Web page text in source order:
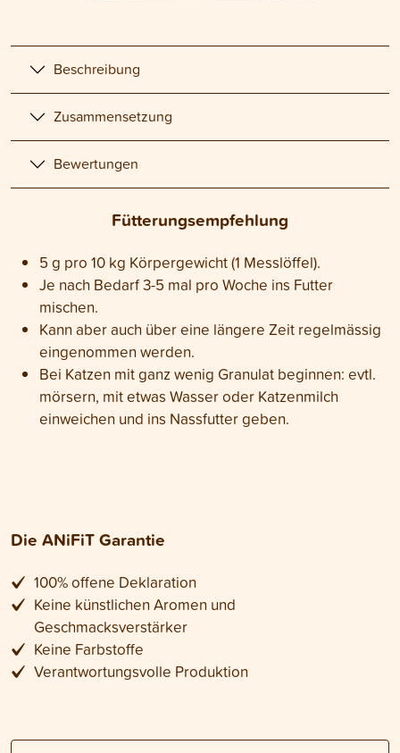
Beschreibung
Zusammensetzung
Bewertungen
Fütterungsempfehlung
5 g pro 10 kg Körpergewicht (1 Messlöffel).
Je nach Bedarf 3-5 mal pro Woche ins Futter
mischen.
Kann aber auch über eine längere Zeit regelmässig
eingenommen werden.
Bei Katzen mit ganz wenig Granulat beginnen: evtl.
mörsern, mit etwas Wasser oder Katzenmilch
einweichen und ins Nassfutter geben.
Die ANiFiT Garantie
100% offene Deklaration
Keine künstlichen Aromen und
Geschmacksverstärker
Keine Farbstoffe
Verantwortungsvolle Produktion